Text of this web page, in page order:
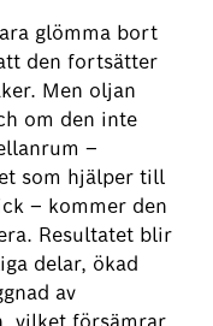
glömma bort
den fortsätter
Men oljan
om den inte
–
som hjälper till
– kommer den
Resultatet blir
delar, ökad
av